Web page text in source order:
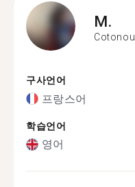
M.
Cotonou
구사언어
프랑스어
학습언어
영어